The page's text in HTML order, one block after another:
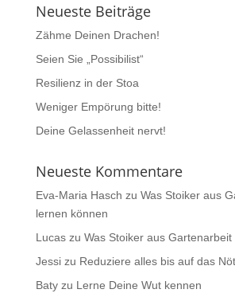
Neueste Beiträge
Zähme Deinen Drachen!
Seien Sie „Possibilist“
Resilienz in der Stoa
Weniger Empörung bitte!
Deine Gelassenheit nervt!
Neueste Kommentare
Eva-Maria Hasch zu Was Stoiker aus
lernen können
Lucaszu Was Stoiker aus
Jessizu Reduziere alles bis auf das
Batyzu Lerne Deine Wut kennen